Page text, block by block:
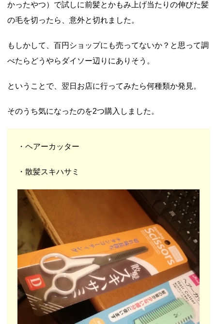
かったやつ）で試しに前髪とかもみ上げ当たりの伸びた髪
の毛を切ったら、意外と切れました。
もしかして、百円ショップにも売ってないか？と思って調
べたらどうやらダイソー辺りにありそう。
ということで、翌日お店に行ってみたら何種類か発見。
そのうち気になったのを2つ購入しました。
・ヘアーカッター
・散髪スキハサミ